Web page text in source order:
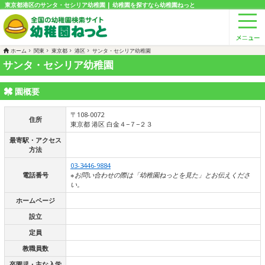
東京都港区のサンタ・セシリア幼稚園 | 幼稚園を探すなら幼稚園ねっと
ホーム 関東 東京都 港区 サンタ・セシリア幼稚園
サンタ・セシリア幼稚園
園概要
住所
〒108-0072
東京都 港区 白金４−７−２３
最寄駅・アクセス
方法
電話番号
03-3446-9884
※お問い合わせの際は「幼稚園ねっとを見た」とお伝えくださ
い。
ホームページ
設立
定員
教職員数